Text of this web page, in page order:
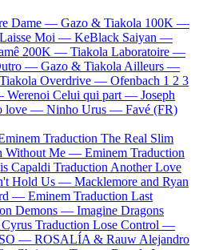
Dame — Gazo & Tiakola 100K —
Laisse Moi — KeBlack Saiyan —
200K — Tiakola Laboratoire —
— Gazo & Tiakola Ailleurs —
Overdrive — Ofenbach 1 2 3
Werenoi Celui qui part — Joseph
love — Ninho Urus — Favé (FR)
Traduction The Real Slim
Without Me — Eminem Traduction
Capaldi Traduction Another Love
Hold Us — Macklemore and Ryan
— Eminem Traduction Last
Demons — Imagine Dragons
Traduction Lose Control —
— ROSALÍA & Rauw Alejandro